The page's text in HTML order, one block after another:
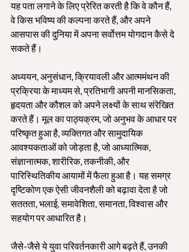
यह पता लगाने के लिए प्रेरित करती है कि वे कौन हैं,
वे किस भविष्य की कल्पना करते हैं, और अपने
आसपास की दुनिया में अपना सर्वोत्तम योगदान कैसे दे
सकते हैं।
अध्ययन, अनुसंधान, क्रियावली और आत्ममंथन की
प्रक्रिया के माध्यम से, प्रतिभागी अपनी मानसिकता,
हृदयता और कौशल को अपने लक्ष्यों के साथ संरेखित
करते हैं। मूल का पाठ्यक्रम, जो अनुभव के आधार पर
परिष्कृत हुआ है, व्यक्तिगत और सामुदायिक
आवश्यकताओं को जोड़ता है, जो आध्यात्मिक,
संज्ञानात्मक, शारीरिक, तकनीकी, और
पारिस्थितिकीय आयामों में फैला हुआ है। यह समग्र
दृष्टिकोण एक ऐसी जीवनशैली को बढ़ावा देता है जो
सततता, भलाई, समावेशिता, समानता, विश्वास और
सहयोग पर आधारित है।
जैसे-जैसे ये युवा परिवर्तनकारी आगे बढ़ते हैं, उनकी